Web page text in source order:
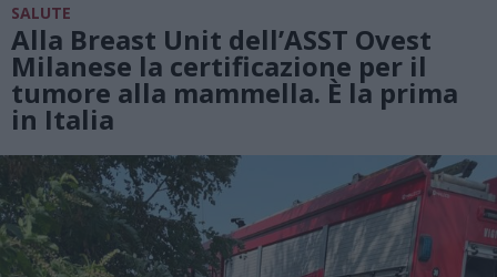
SALUTE
Alla Breast Unit dell’ASST Ovest
Milanese la certificazione per il
tumore alla mammella. È la prima
in Italia